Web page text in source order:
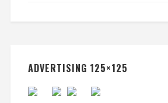
ADVERTISING 125×125